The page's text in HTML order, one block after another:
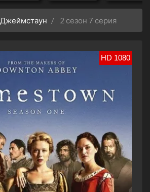
Джеймстаун 2 сезон 7 серия
HD 1080